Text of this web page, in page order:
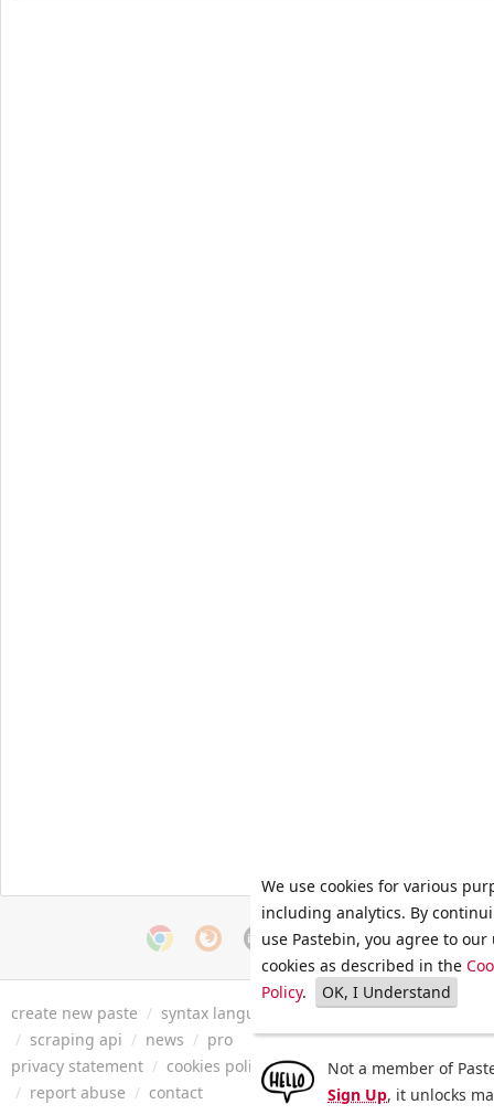
create new paste / syntax languages archive / faq / tools
/ scraping api / news / pro
privacy statement / cookies policy / terms of service/ security
/ report abuse / contact
We use cookies for various
including analytics. By
use Pastebin, you agree to our
cookies as described in the
Policy. OK, I Understand
Not a member of
Sign Up, it unlocks